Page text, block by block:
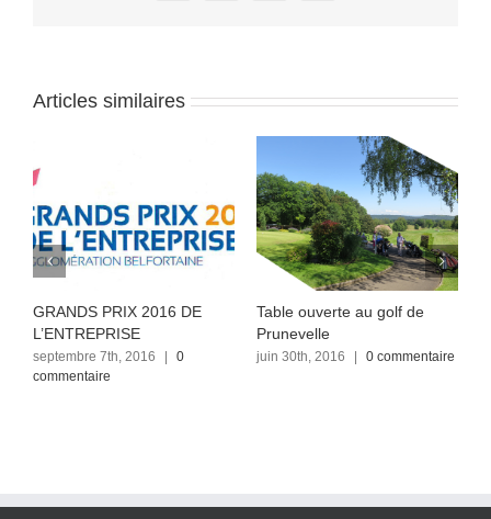
Articles similaires
GRANDS PRIX 2016 DE
L’ENTREPRISE
septembre 7th, 2016
0
commentaire
Table ouverte au golf de
Prunevelle
juin 30th, 2016 0 commentaire